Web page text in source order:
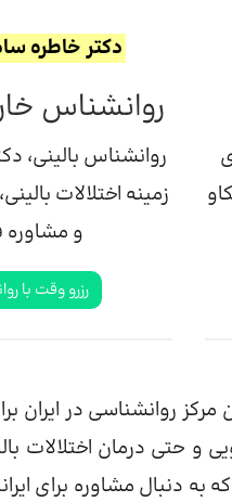
دکتر خاطره
روانشناس
روانشناس بالینی،
زمینه اختلالات
و مشاوره
رزرو وقت با
روانشناسی در ایران
و حتی درمان اختلالات
دنبال مشاوره برای